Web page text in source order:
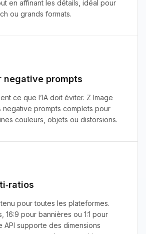
en affinant les détails, idéal pour
ou grands formats.
negative prompts
ce que l’IA doit éviter. Z Image
negative prompts complets pour
couleurs, objets ou distorsions.
pour toutes les plateformes.
16:9 pour bannières ou 1:1 pour
API supporte des dimensions